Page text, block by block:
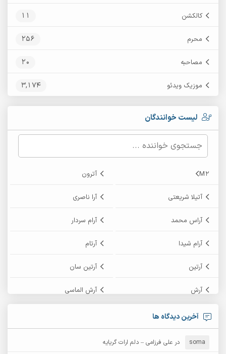
کالکشن 11
محرم 256
مصاحبه 20
موزیک ویدئو 3,174
لیست خوانندگان
M2 آترون
آتیلا شریعتی آرا ناصری
آراس محمد آرام سردار
آرام شیدا آرتام
آرتین آرتین سان
آرش آرش الماسی
آرش امامی
آخرین دیدگاه ها
soma در علی فرزامی – دلم ارات گریایه